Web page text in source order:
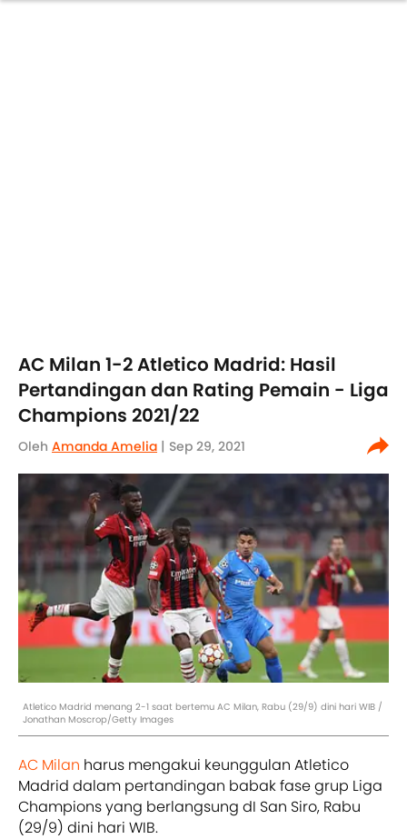
AC Milan 1-2 Atletico Madrid: Hasil
Pertandingan dan Rating Pemain - Liga
Champions 2021/22
Oleh Amanda Amelia | Sep 29, 2021
Atletico Madrid menang 2-1 saat bertemu AC Milan, Rabu (29/9) dini hari WIB /
Jonathan Moscrop/Getty Images
AC Milan harus mengakui keunggulan Atletico
Madrid dalam pertandingan babak fase grup Liga
Champions yang berlangsung dI San Siro, Rabu
(29/9) dini hari WIB.